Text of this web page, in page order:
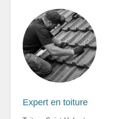
Expert en toiture